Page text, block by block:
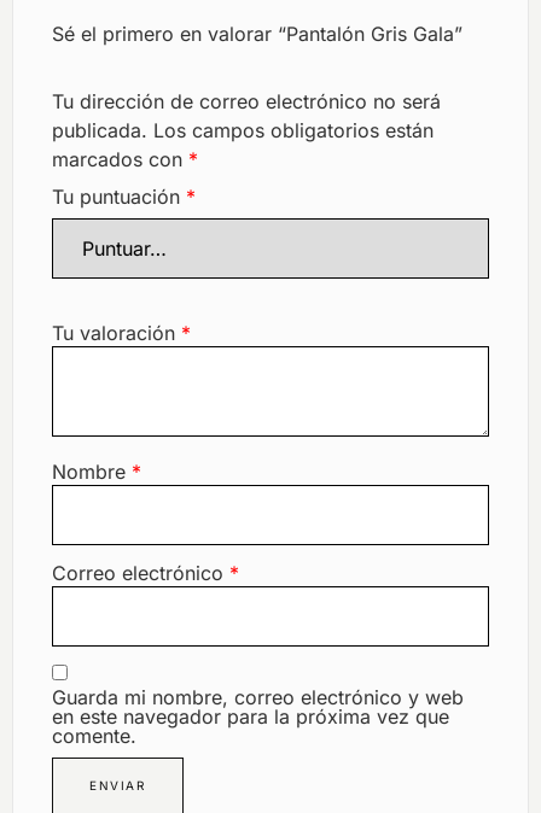
Sé el primero en valorar “Pantalón Gris Gala”
Tu dirección de correo electrónico no será
publicada. Los campos obligatorios están
marcados con *
Tu puntuación *
Tu valoración *
Nombre *
Correo electrónico *
Guarda mi nombre, correo electrónico y web
en este navegador para la próxima vez que
comente.